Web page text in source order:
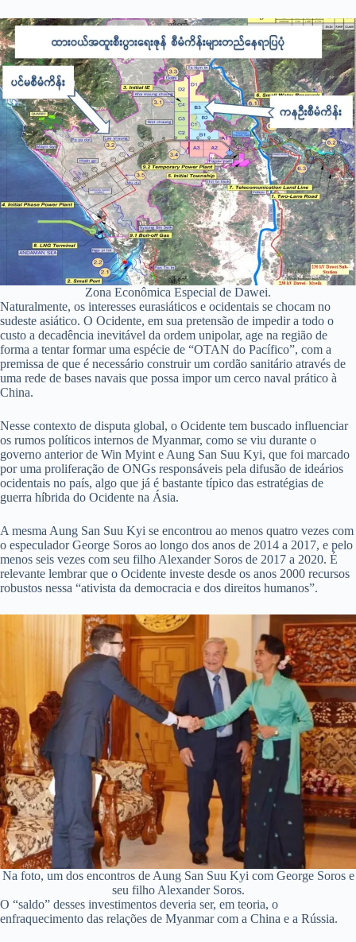
Zona Econômica Especial de Dawei.
Naturalmente, os interesses eurasiáticos e ocidentais se chocam no
sudeste asiático. O Ocidente, em sua pretensão de impedir a todo o
custo a decadência inevitável da ordem unipolar, age na região de
forma a tentar formar uma espécie de “OTAN do Pacífico”, com a
premissa de que é necessário construir um cordão sanitário através de
uma rede de bases navais que possa impor um cerco naval prático à
China.
Nesse contexto de disputa global, o Ocidente tem buscado influenciar
os rumos políticos internos de Myanmar, como se viu durante o
governo anterior de Win Myint e Aung San Suu Kyi, que foi marcado
por uma proliferação de ONGs responsáveis pela difusão de ideários
ocidentais no país, algo que já é bastante típico das estratégias de
guerra híbrida do Ocidente na Ásia.
A mesma Aung San Suu Kyi se encontrou ao menos quatro vezes com
o especulador George Soros ao longo dos anos de 2014 a 2017, e pelo
menos seis vezes com seu filho Alexander Soros de 2017 a 2020. É
relevante lembrar que o Ocidente investe desde os anos 2000 recursos
robustos nessa “ativista da democracia e dos direitos humanos”.
Na foto, um dos encontros de Aung San Suu Kyi com George Soros e
seu filho Alexander Soros.
O “saldo” desses investimentos deveria ser, em teoria, o
enfraquecimento das relações de Myanmar com a China e a Rússia.